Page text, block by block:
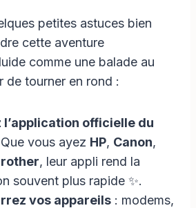
petites astuces bien
cette aventure
comme une balade au
de tourner en rond :
l’application officielle du
vous ayez HP, Canon,
, leur appli rend la
souvent plus rapide ✨.
vos appareils : modems,